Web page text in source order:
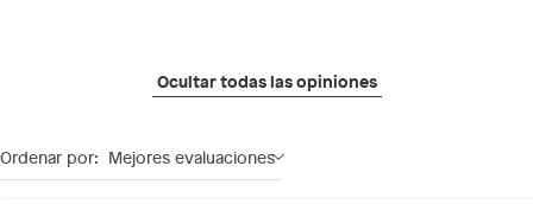
Ocultar todas las opiniones
Ordenar por: Mejores evaluaciones